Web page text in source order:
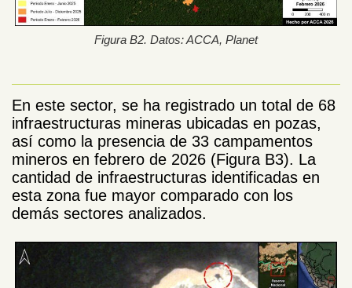
Figura B2. Datos: ACCA, Planet
En este sector, se ha registrado un total de 68
infraestructuras mineras ubicadas en pozas,
así como la presencia de 33 campamentos
mineros en febrero de 2026 (Figura B3). La
cantidad de infraestructuras identificadas en
esta zona fue mayor comparado con los
demás sectores analizados.